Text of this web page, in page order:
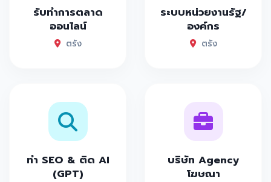
รับทำการตลาด
ออนไลน์
ตรัง
ระบบหน่วยงานรัฐ/
องค์กร
ตรัง
ทำ SEO & ติด AI
(GPT)
บริษัท Agency
โฆษณา